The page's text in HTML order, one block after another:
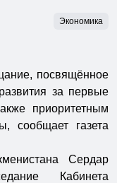
Экономика
посвящённое
за первые
приоритетным
сообщает газета
Сердар
Кабинета